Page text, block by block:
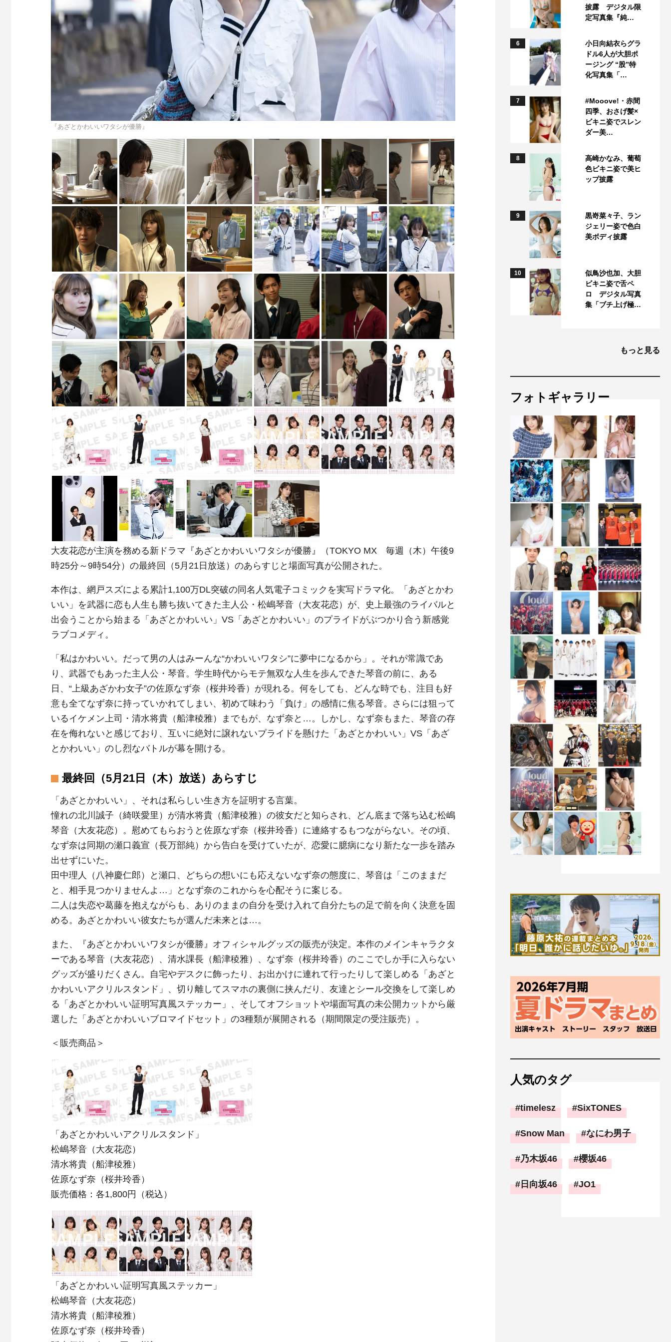
『あざとかわいいワタシが優勝』
大友花恋が主演を務める新ドラマ『あざとかわいいワタシが優勝』（TOKYO MX 毎週（木）午後9
時25分～9時54分）の最終回（5月21日放送）のあらすじと場面写真が公開された。
本作は、網戸スズによる累計1,100万DL突破の同名人気電子コミックを実写ドラマ化。「あざとかわ
いい」を武器に恋も人生も勝ち抜いてきた主人公・松嶋琴音（大友花恋）が、史上最強のライバルと
出会うことから始まる「あざとかわいい」VS「あざとかわいい」のプライドがぶつかり合う新感覚
ラブコメディ。
「私はかわいい。だって男の人はみーんな“かわいいワタシ”に夢中になるから」。それが常識であ
り、武器でもあった主人公・琴音。学生時代からモテ無双な人生を歩んできた琴音の前に、ある
日、“上級あざかわ女子”の佐原なず奈（桜井玲香）が現れる。何をしても、どんな時でも、注目も好
意も全てなず奈に持っていかれてしまい、初めて味わう「負け」の感情に焦る琴音。さらには狙って
いるイケメン上司・清水将貴（船津稜雅）までもが、なず奈と…。しかし、なず奈もまた、琴音の存
在を侮れないと感じており、互いに絶対に譲れないプライドを懸けた「あざとかわいい」VS「あざ
とかわいい」のし烈なバトルが幕を開ける。
最終回（5月21日（木）放送）あらすじ
「あざとかわいい」、それは私らしい生き方を証明する言葉。
憧れの北川誠子（綺咲愛里）が清水将貴（船津稜雅）の彼女だと知らされ、どん底まで落ち込む松嶋
琴音（大友花恋）。慰めてもらおうと佐原なず奈（桜井玲香）に連絡するもつながらない。その頃、
なず奈は同期の瀬口義宣（長万部純）から告白を受けていたが、恋愛に臆病になり新たな一歩を踏み
出せずにいた。
田中理人（八神慶仁郎）と瀬口、どちらの想いにも応えないなず奈の態度に、琴音は「このままだ
と、相手見つかりませんよ…」となず奈のこれからを心配そうに案じる。
二人は失恋や葛藤を抱えながらも、ありのままの自分を受け入れて自分たちの足で前を向く決意を固
める。あざとかわいい彼女たちが選んだ未来とは…。
また、『あざとかわいいワタシが優勝』オフィシャルグッズの販売が決定。本作のメインキャラクタ
ーである琴音（大友花恋）、清水課長（船津稜雅）、なず奈（桜井玲香）のここでしか手に入らない
グッズが盛りだくさん。自宅やデスクに飾ったり、お出かけに連れて行ったりして楽しめる「あざと
かわいいアクリルスタンド」、切り離してスマホの裏側に挟んだり、友達とシール交換をして楽しめ
る「あざとかわいい証明写真風ステッカー」、そしてオフショットや場面写真の未公開カットから厳
選した「あざとかわいいブロマイドセット」の3種類が展開される（期間限定の受注販売）。
＜販売商品＞
「あざとかわいいアクリルスタンド」
松嶋琴音（大友花恋）
清水将貴（船津稜雅）
佐原なず奈（桜井玲香）
販売価格：各1,800円（税込）
「あざとかわいい証明写真風ステッカー」
松嶋琴音（大友花恋）
清水将貴（船津稜雅）
佐原なず奈（桜井玲香）
披露 デジタル限
定写真集『純…
6
小日向結衣らグラ
ドル6人が大胆ポ
ージング “股”特
化写真集「…
7
#Mooove!・赤間
四季、おさげ髪×
ビキニ姿でスレン
ダー美…
8
高崎かなみ、葡萄
色ビキニ姿で美ヒ
ップ披露
9
黒嵜菜々子、ラン
ジェリー姿で色白
美ボディ披露
10
似鳥沙也加、大胆
ビキニ姿で舌ペ
ロ デジタル写真
集「ブチ上げ極…
もっと見る
フォトギャラリー
人気のタグ
timelesz SixTONES
Snow Man なにわ男子
乃木坂46 櫻坂46
日向坂46 JO1